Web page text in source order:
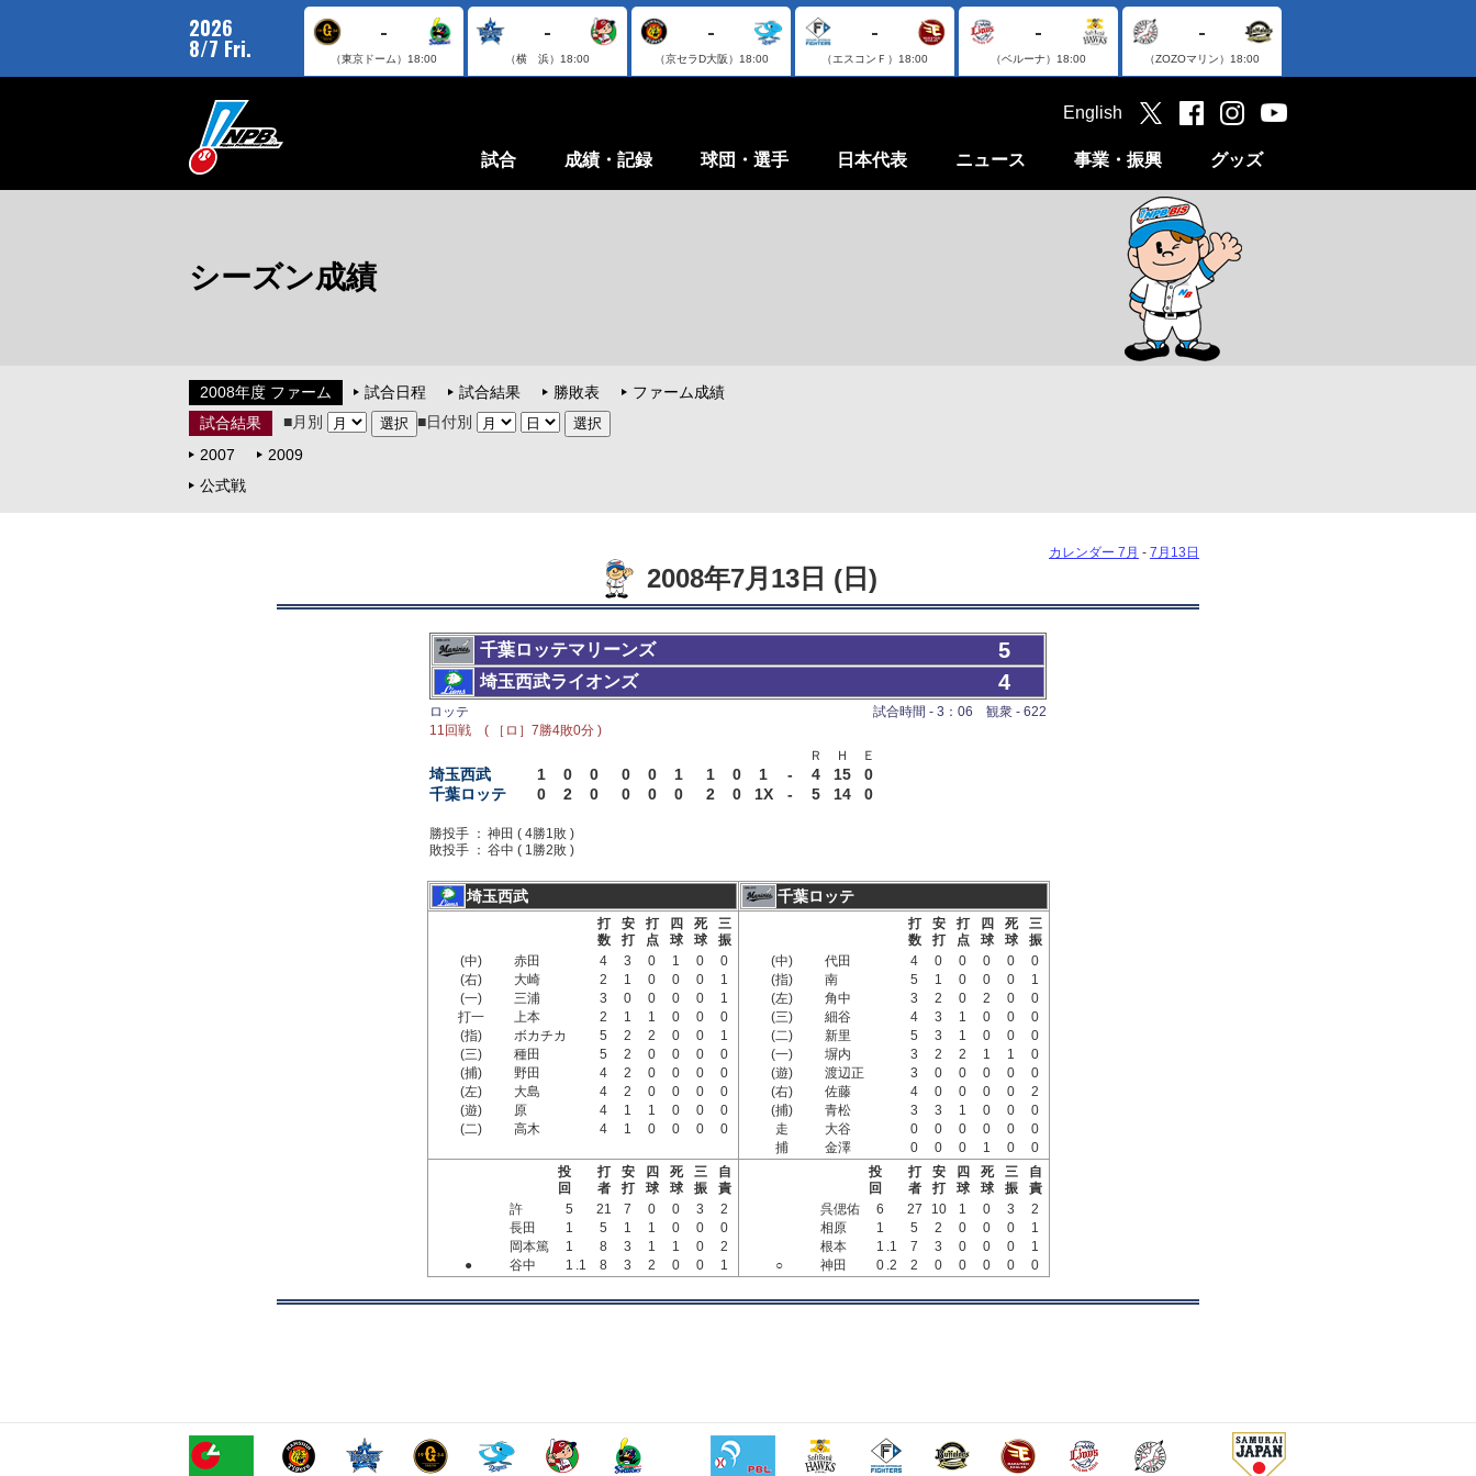
2026
8/7 Fri.
-
（東京ドーム） 18:00
-
（横 浜） 18:00
-
（京セラD大阪） 18:00
-
（エスコンＦ） 18:00
-
（ベルーナ） 18:00
-
（ZOZOマリン） 18:00
試合 成績・記録 球団・選手 日本代表 ニュース 事業・振興 グッズ
English
シーズン成績
2008年度 ファーム 試合日程 試合結果 勝敗表
ファーム成績
試合結果
■月別
■日付別
2007
2009
公式戦
カレンダー 7月 - 7月13日
2008年7月13日 (日)
千葉ロッテマリーンズ 5
埼玉西武ライオンズ 4
ロッテ
試合時間 - 3：06 観衆 - 622
11回戦 ( ［ロ］7勝4敗0分 )
Ｒ
Ｈ Ｅ
埼玉西武 1 0 0 0 0 1 1 0 1 - 4 15
0
千葉ロッテ
0 2 0 0 0 0 2 0 1X - 5 14 0
勝投手 ： 神田 ( 4勝1敗 )
敗投手 ： 谷中 ( 1勝2敗 )
埼玉西武 千葉ロッテ
打
数
安
打
打
点
四
球
死
球
三
振
(中)
赤田 4 3 0 1 0
0
(右)
大崎 2 1 0 0 0
1
(一)
三浦 3 0 0 0 0
1
打一
上本 2 1 1 0 0
0
(指)
ボカチカ 5 2 2 0 0
1
(三)
種田 5 2 0 0 0
0
(捕)
野田 4 2 0 0 0
0
(左)
大島 4 2 0 0 0
0
(遊)
原 4 1 1 0 0
0
(二)
高木 4 1 0 0 0 0
打
数
安
打
打
点
四
球
死
球
三
振
(中)
代田 4 0 0 0 0
0
(指)
南 5 1 0 0 0
1
(左)
角中 3 2 0 2 0
0
(三)
細谷 4 3 1 0 0
0
(二)
新里 5 3 1 0 0
0
(一)
塀内 3 2 2 1 1
0
(遊)
渡辺正 3 0 0 0 0
0
(右)
佐藤 4 0 0 0 0
2
(捕)
青松 3 3 1 0 0
0
走
大谷 0 0 0 0 0
0
捕
金澤 0 0 0 1 0
0
投
回
打
者
安
打
四
球
死
球
三
振
自
責
許
5 21 7 0 0 3
2
長田
1 5 1 1 0 0
0
岡本篤
1 8 3 1 1 0
2
●
谷中 1 .1 8 3 2 0 0 1
投
回
打
者
安
打
四
球
死
球
三
振
自
責
呉偲佑
6 27 10 1 0 3
2
相原
1 5 2 0 0 0
1
根本
1 .1 7 3 0 0 0
1
○
神田 0 .2 2 0 0 0 0 0